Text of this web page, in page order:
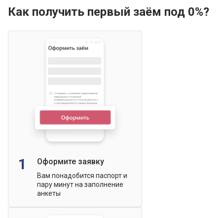
Как получить первый заём под 0%?
1 Оформите заявку
Вам понадобится паспорт и
пару минут на заполнение
анкеты